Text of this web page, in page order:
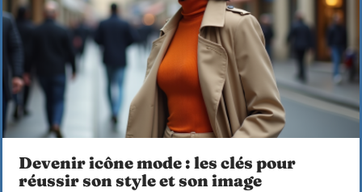
Devenir icône mode : les clés pour
réussir son style et son image